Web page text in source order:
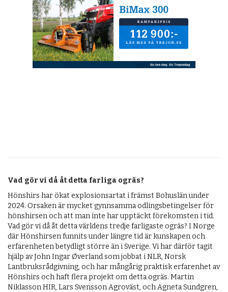
Vad gör vi då åt detta farliga ogräs?
Hönshirs har ökat explosionsartat i främst Bohuslän under
2024. Orsaken är mycket gynnsamma odlingsbetingelser för
hönshirsen och att man inte har upptäckt förekomsten i tid.
Vad gör vi då åt detta världens tredje farligaste ogräs? I Norge
där Hönshirsen funnits under längre tid är kunskapen och
erfarenheten betydligt större än i Sverige. Vi har därför tagit
hjälp av John Ingar Øverland som jobbat i NLR, Norsk
Lantbruksrådgivning, och har mångårig praktisk erfarenhet av
Hönshirs och haft flera projekt om detta ogräs. Martin
Niklasson HIR, Lars Svensson Agroväst, och Agneta Sundgren,